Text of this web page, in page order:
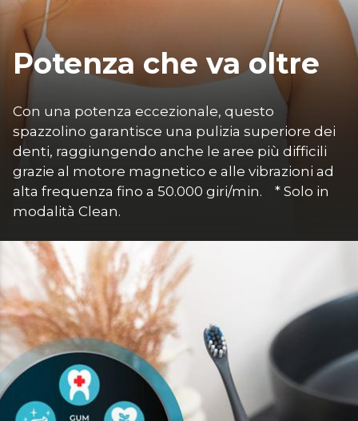
Potenza che va oltre
Con una potenza eccezionale, questo
spazzolino garantisce una pulizia superiore dei
denti, raggiungendo anche le aree più difficili
grazie al motore magnetico e alle vibrazioni ad
alta frequenza fino a 50.000 giri/min.    * Solo in
modalità Clean.